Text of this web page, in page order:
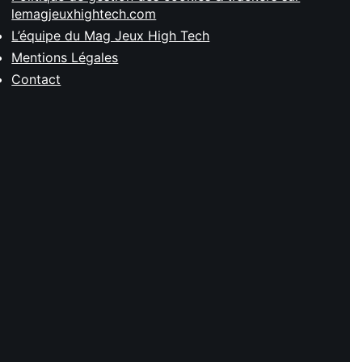
lemagjeuxhightech.com
L’équipe du Mag Jeux High Tech
Mentions Légales
Contact